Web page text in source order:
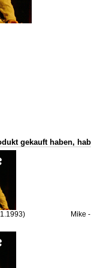
gekauft haben,
Mike